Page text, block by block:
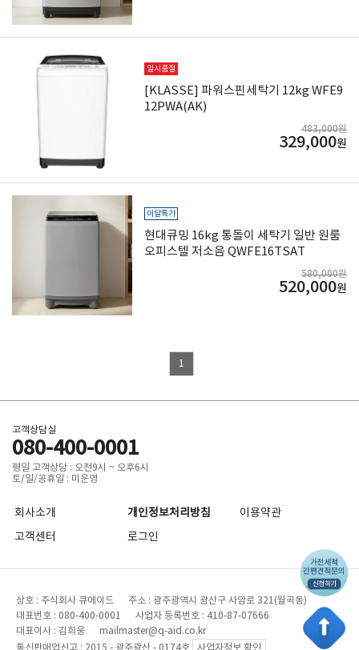
일시품절
[KLASSE] 파워스핀세탁기 12kg WFE9
12PWA(AK)
483,000원
329,000원
이달특가
현대큐밍 16kg 통돌이 세탁기 일반 원룸
오피스텔 저소음 QWFE16TSAT
580,000원
520,000원
1
고객상담실
080-400-0001
평일 고객상담 : 오전9시 ~ 오후6시
토/일/공휴일 : 미운영
회사소개 개인정보처리방침
이용약관
고객센터
로그인
상호 : 주식회사 큐에이드 주소 : 광주광역시 광산구 사암로 321(월곡동)
대표번호 : 080-400-0001 사업자 등록번호 : 410-87-07666
대표이사 : 김희웅 mailmaster@q-aid.co.kr